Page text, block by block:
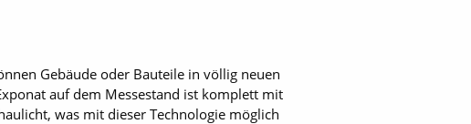
Gebäude oder Bauteile in völlig neuen
auf dem Messestand ist komplett mit
was mit dieser Technologie möglich